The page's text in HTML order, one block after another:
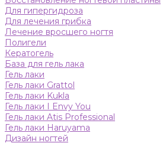
Для гипергидроза
Для лечения грибка
Лечение вросшего ногтя
Полигели
Кератогель
База для гель лака
Гель лаки
Гель лаки Grattol
Гель лаки Kukla
Гель лаки I Envy You
Гель лаки Atis Professional
Гель лаки Haruyama
Дизайн ногтей